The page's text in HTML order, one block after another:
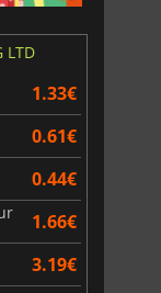
LTD
1.33€
0.61€
0.44€
1.66€
3.19€